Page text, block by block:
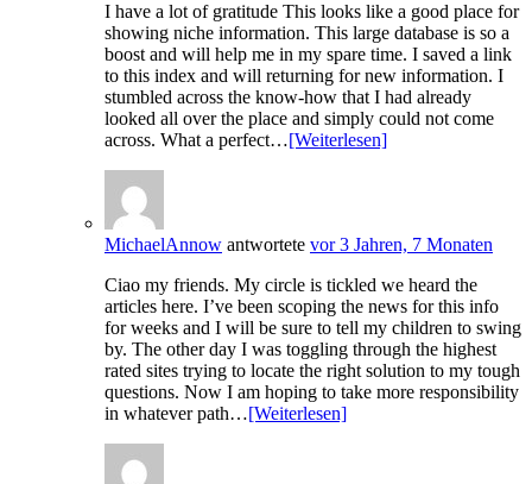
I have a lot of gratitude This looks like a good place for
showing niche information. This large database is so a
boost and will help me in my spare time. I saved a link
to this index and will returning for new information. I
stumbled across the know-how that I had already
looked all over the place and simply could not come
across. What a perfect…[Weiterlesen]
MichaelAnnow antwortete vor 3 Jahren, 7 Monaten
Ciao my friends. My circle is tickled we heard the
articles here. I’ve been scoping the news for this info
for weeks and I will be sure to tell my children to swing
by. The other day I was toggling through the highest
rated sites trying to locate the right solution to my tough
questions. Now I am hoping to take more responsibility
in whatever path…[Weiterlesen]